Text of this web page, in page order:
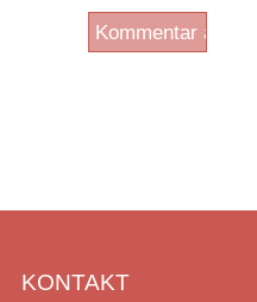
KONTAKT